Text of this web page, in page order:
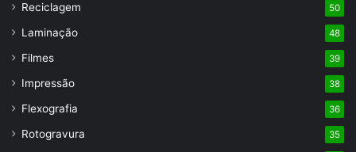
Reciclagem 50
Laminação 48
Filmes 39
Impressão 38
Flexografia 36
Rotogravura 35